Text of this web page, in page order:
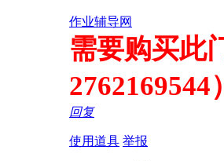
作业辅导网
需要购买此
2762169544）
回复
使用道具 举报